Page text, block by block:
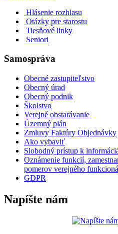
Hlásenie rozhlasu
Otázky pre starostu
Tiesňové linky
Seniori
Samospráva
Obecné zastupiteľstvo
Obecný úrad
Obecný podnik
Školstvo
Verejné obstarávanie
Územný plán
Zmluvy Faktúry Objednávky
Ako vybaviť
Slobodný prístup k
Oznámenie funkcií,
pomerov verejného
GDPR
Napíšte nám